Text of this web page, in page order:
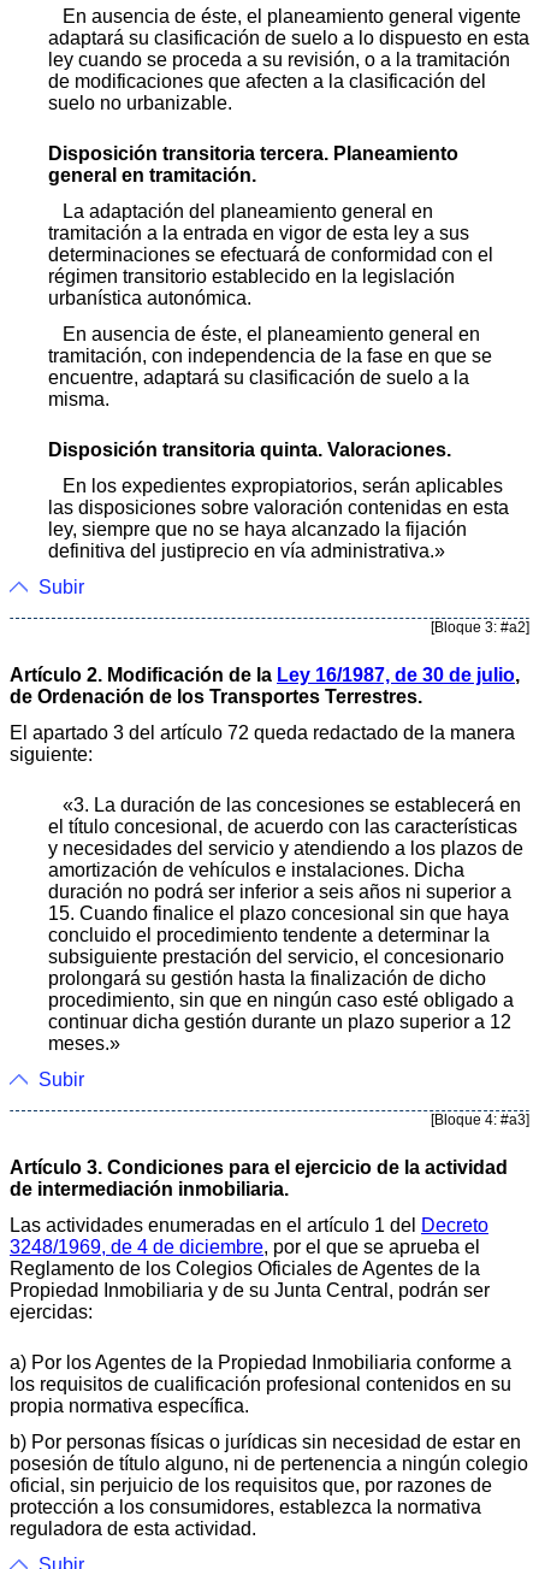
En ausencia de éste, el planeamiento general vigente
adaptará su clasificación de suelo a lo dispuesto en esta
ley cuando se proceda a su revisión, o a la tramitación
de modificaciones que afecten a la clasificación del
suelo no urbanizable.
Disposición transitoria tercera. Planeamiento
general en tramitación.
La adaptación del planeamiento general en
tramitación a la entrada en vigor de esta ley a sus
determinaciones se efectuará de conformidad con el
régimen transitorio establecido en la legislación
urbanística autonómica.
En ausencia de éste, el planeamiento general en
tramitación, con independencia de la fase en que se
encuentre, adaptará su clasificación de suelo a la
misma.
Disposición transitoria quinta. Valoraciones.
En los expedientes expropiatorios, serán aplicables
las disposiciones sobre valoración contenidas en esta
ley, siempre que no se haya alcanzado la fijación
definitiva del justiprecio en vía administrativa.»
Subir
[Bloque 3: #a2]
Artículo 2. Modificación de la Ley 16/1987, de 30 de julio,
de Ordenación de los Transportes Terrestres.
El apartado 3 del artículo 72 queda redactado de la manera
siguiente:
«3. La duración de las concesiones se establecerá en
el título concesional, de acuerdo con las características
y necesidades del servicio y atendiendo a los plazos de
amortización de vehículos e instalaciones. Dicha
duración no podrá ser inferior a seis años ni superior a
15. Cuando finalice el plazo concesional sin que haya
concluido el procedimiento tendente a determinar la
subsiguiente prestación del servicio, el concesionario
prolongará su gestión hasta la finalización de dicho
procedimiento, sin que en ningún caso esté obligado a
continuar dicha gestión durante un plazo superior a 12
meses.»
Subir
[Bloque 4: #a3]
Artículo 3. Condiciones para el ejercicio de la actividad
de intermediación inmobiliaria.
Las actividades enumeradas en el artículo 1 del Decreto
3248/1969, de 4 de diciembre, por el que se aprueba el
Reglamento de los Colegios Oficiales de Agentes de la
Propiedad Inmobiliaria y de su Junta Central, podrán ser
ejercidas:
a) Por los Agentes de la Propiedad Inmobiliaria conforme a
los requisitos de cualificación profesional contenidos en su
propia normativa específica.
b) Por personas físicas o jurídicas sin necesidad de estar en
posesión de título alguno, ni de pertenencia a ningún colegio
oficial, sin perjuicio de los requisitos que, por razones de
protección a los consumidores, establezca la normativa
reguladora de esta actividad.
Subir